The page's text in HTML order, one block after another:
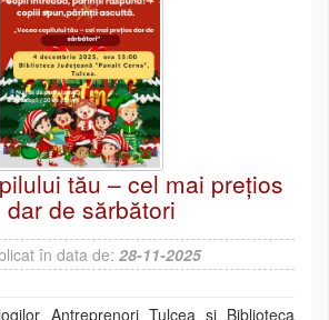
tău – cel mai prețios
dar de sărbători
în data de: 28-11-2025
Antreprenori Tulcea și Biblioteca